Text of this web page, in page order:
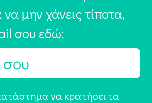
μην χάνεις τίποτα,
σου εδώ:
να κρατήσει τα